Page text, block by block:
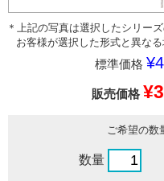
＊上記の写真は選択したシリーズ
お客様が選択した形式と異なる
標準価格
販売価格
ご希望の数
数量